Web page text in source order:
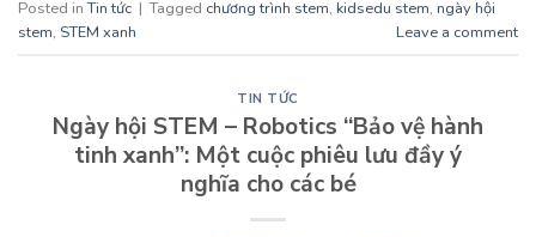
Posted inTin tức | Tagged chương trình stem, kidsedu stem, ngày hội
stem, STEM xanh Leave a comment
TIN TỨC
Ngày hội STEM – Robotics “Bảo vệ hành
tinh xanh”: Một cuộc phiêu lưu đầy ý
nghĩa cho các bé